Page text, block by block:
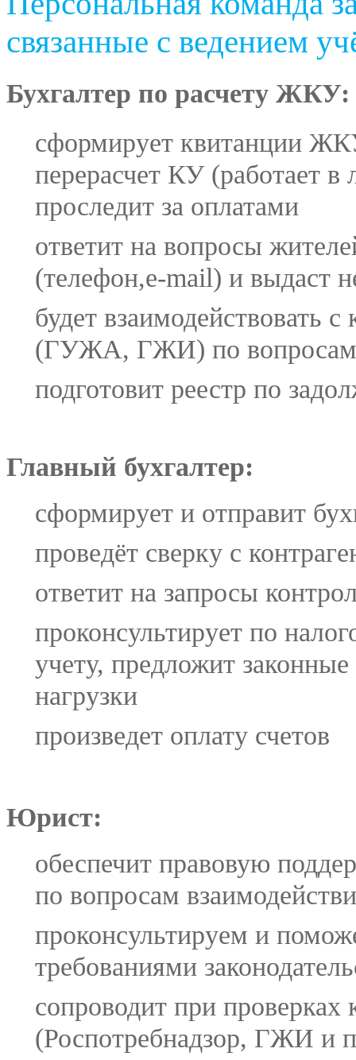
связанные с ведением
Бухгалтер по расчету ЖКУ:
сформирует квитанции
перерасчет КУ (работает
проследит за оплатами
ответит на вопросы
(телефон,e-mail) и выдаст
будет взаимодействовать
(ГУЖА, ГЖИ) по
подготовит реестр по
Главный бухгалтер:
сформирует и отправит
проведёт сверку с
ответит на запросы
проконсультирует по
учету, предложит
нагрузки
произведет оплату счетов
Юрист:
обеспечит правовую
по вопросам
проконсультируем и
требованиями
сопроводит при
(Роспотребнадзор, ГЖИ и